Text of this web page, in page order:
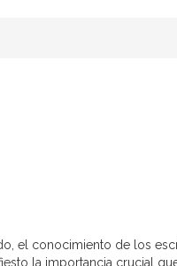
el conocimiento de los
la importancia crucial